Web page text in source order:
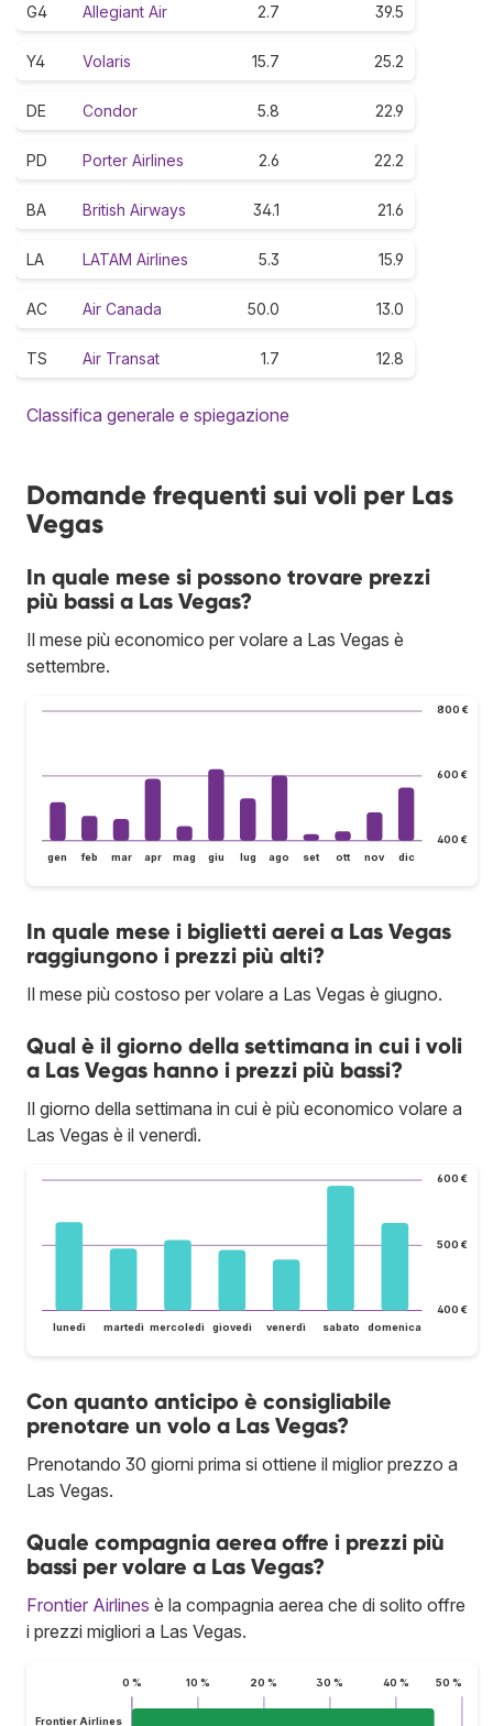
G4 Allegiant Air 2.7 39.5
Y4 Volaris 15.7 25.2
DE Condor 5.8 22.9
PD Porter Airlines 2.6 22.2
BA British Airways 34.1 21.6
LA LATAM Airlines 5.3 15.9
AC Air Canada 50.0 13.0
TS Air Transat 1.7 12.8
Classifica generale e spiegazione
Domande frequenti sui voli per Las
Vegas
In quale mese si possono trovare prezzi
più bassi a Las Vegas?
Il mese più economico per volare a Las Vegas è
settembre.
400 €
600 €
800 €
gen feb mar apr mag giu lug ago set ott nov dic
In quale mese i biglietti aerei a Las Vegas
raggiungono i prezzi più alti?
Il mese più costoso per volare a Las Vegas è giugno.
Qual è il giorno della settimana in cui i voli
a Las Vegas hanno i prezzi più bassi?
Il giorno della settimana in cui è più economico volare a
Las Vegas è il venerdì.
400 €
500 €
600 €
lunedì martedì mercoledì giovedì venerdì sabato domenica
Con quanto anticipo è consigliabile
prenotare un volo a Las Vegas?
Prenotando 30 giorni prima si ottiene il miglior prezzo a
Las Vegas.
Quale compagnia aerea offre i prezzi più
bassi per volare a Las Vegas?
Frontier Airlines è la compagnia aerea che di solito offre
i prezzi migliori a Las Vegas.
0 % 10 % 20 % 30 % 40 % 50 %
Frontier Airlines